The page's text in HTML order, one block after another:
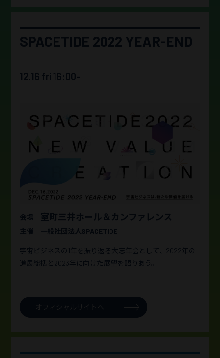
SPACETIDE 2022 YEAR-END
12.16 fri 16:00-
会場 室町三井ホール＆ カンファレンス
主催 一般社団法人SPACETIDE
宇宙ビジネスの1年を振り返る大忘年会として、2022年の
進展総括と2023年に向けた展望を語りあう。
オフィシャルサイトへ